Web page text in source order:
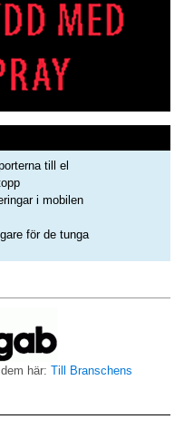
till el
i mobilen
för de tunga
här: Till Branschens